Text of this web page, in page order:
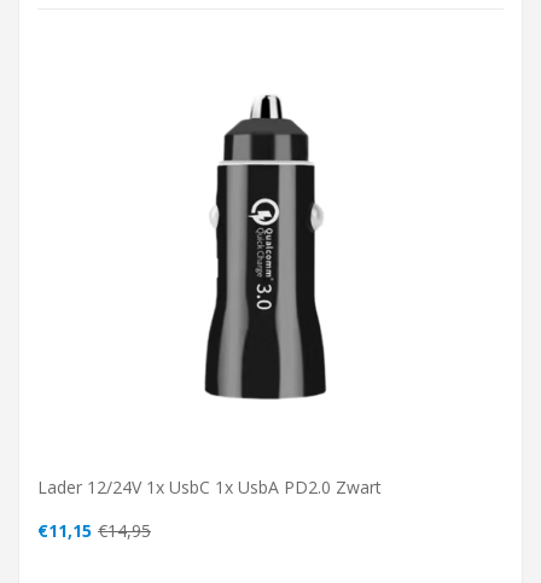
Lader 12/24V 1x UsbC 1x UsbA PD2.0 Zwart
€11,15 €14,95